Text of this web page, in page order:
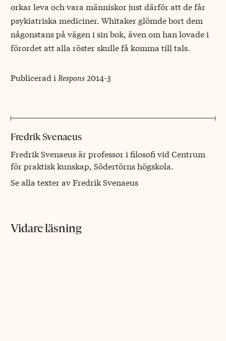
orkar leva och vara människor just därför att de får
psykiatriska mediciner. Whitaker glömde bort dem
någonstans på vägen i sin bok, även om han lovade i
förordet att alla röster skulle få komma till tals.
Publicerad i Respons 2014-3
Fredrik Svenaeus
Fredrik Svenaeus är professor i filosofi vid Centrum
för praktisk kunskap, Södertörns högskola.
Se alla texter av Fredrik Svenaeus
Vidare läsning